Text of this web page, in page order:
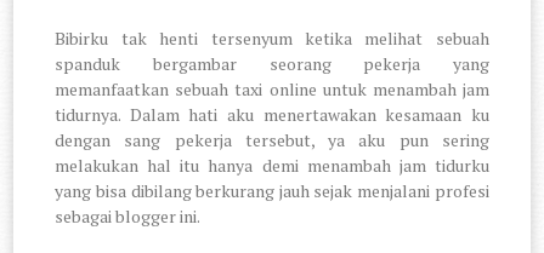
Bibirku tak henti tersenyum ketika melihat sebuah
spanduk bergambar seorang pekerja yang
memanfaatkan sebuah taxi online untuk menambah jam
tidurnya. Dalam hati aku menertawakan kesamaan ku
dengan sang pekerja tersebut, ya aku pun sering
melakukan hal itu hanya demi menambah jam tidurku
yang bisa dibilang berkurang jauh sejak menjalani profesi
sebagai blogger ini.